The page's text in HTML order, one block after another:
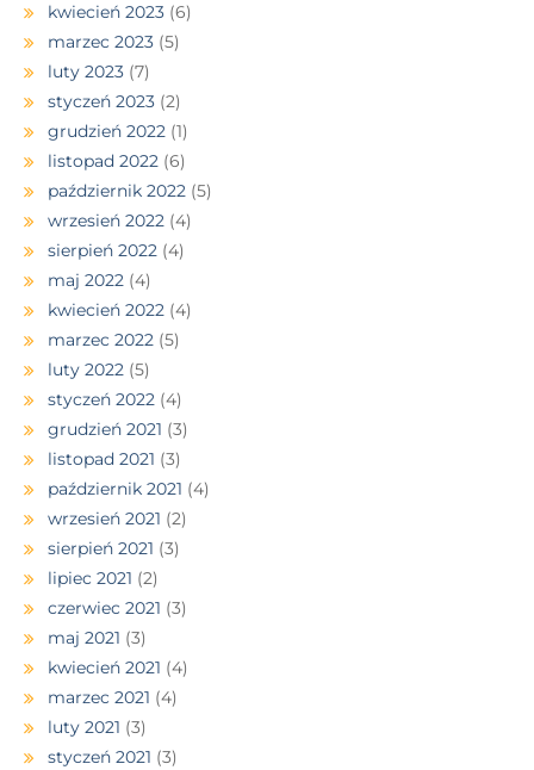
kwiecień 2023 (6)
marzec 2023 (5)
luty 2023 (7)
styczeń 2023 (2)
grudzień 2022 (1)
listopad 2022 (6)
październik 2022 (5)
wrzesień 2022 (4)
sierpień 2022 (4)
maj 2022 (4)
kwiecień 2022 (4)
marzec 2022 (5)
luty 2022 (5)
styczeń 2022 (4)
grudzień 2021 (3)
listopad 2021 (3)
październik 2021 (4)
wrzesień 2021 (2)
sierpień 2021 (3)
lipiec 2021 (2)
czerwiec 2021 (3)
maj 2021 (3)
kwiecień 2021 (4)
marzec 2021 (4)
luty 2021 (3)
styczeń 2021 (3)